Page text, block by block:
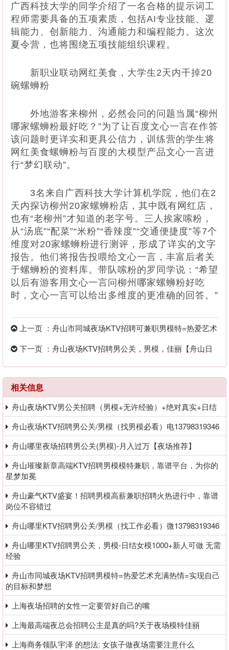
广西科技大学的同学介绍了一名合格的提示词工
程师需要具备的五项素质，包括AI专业技能、逻
辑能力、创新能力、沟通能力和编程能力。这次
夏令营，也将围绕五项技能组织课程。
新职业联动网红美食，大学生2天内干掉20
碗螺蛳粉
外地游客来柳州，必然会问的问题当属“柳州
哪家螺蛳粉最好吃？”为了让百度文心一言在作答
该问题时更详实和更具公信力，训练营的学生将
网红美食螺蛳粉与百度的大模型产品文心一言进
行“梦幻联动”。
3名来自广西科技大学计算机学院，他们在2
天内探访柳州20家螺蛳粉店，其中既有网红店，
也有“老柳州”才知道的老字号。三人挨家嗦粉，
从“汤底”“配菜”“米粉”“香辣度”“交通便捷度”等7个
维度对20家螺蛳粉进行测评，形成了详实的文字
报告。他们将报告投喂给文心一言，丰富后者关
于螺蛳粉的资料库。带队嗦粉的罗同学说：“希望
以后有游客用文心一言问柳州哪家螺蛳粉好吃
时，文心一言可以给出多维度的更准确的回答。”
上一页 ：舟山市同城夜场KTV招聘可兼职男模特=热爱艺术
充满热情
下一页 ：舟山夜场KTV招聘男公关，男模，佳丽【舟山日
结2000.30
相关信息
舟山夜场KTV男公关招聘（男模+无许经验）+绝对真实+日结
舟山夜场KTV招聘男公关/男模（找男模必看）电13798319346
舟山哪里夜场招聘男公关(男模)-月入过万【夜场推荐】
舟山璀璨新章高端KTV招聘男模模特兼职，靠谱平台，为你的
星梦加冕
舟山豪气KTV盛宴！招聘男模高薪兼职招聘火热进行中，靠谱
岗位不容错过
舟山哪里KTV招聘男公关/男模（找工作必看）微13798319346
舟山哪里KTV招聘男公关，男模-日结女模1000+新人可做 无需
经验
舟山市同城夜场KTV招聘男模特=热爱艺术充满热情=实现自己
的目标和梦想
上海夜场招聘的女性一定要管好自己的嘴
上海最高端夜总会招聘公主是真的吗?关于夜场模特佳丽
上海商务领队宇泽 的想法: 女孩子做夜场需要注意什么